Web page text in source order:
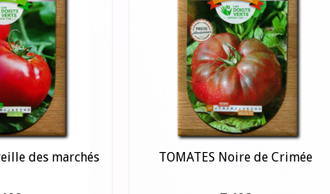
des marchés TOMATES Noire de Crimée